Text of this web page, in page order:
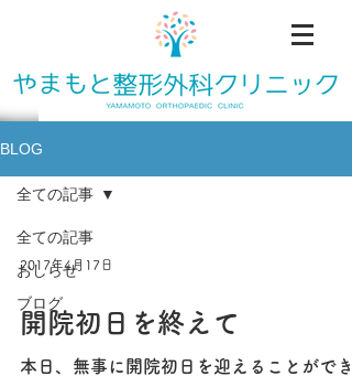
BLOG
全ての記事
おしらせ
ブログ
全ての記事
2017年4月17日
開院初日を終えて
本日、無事に開院初日を迎えることができ